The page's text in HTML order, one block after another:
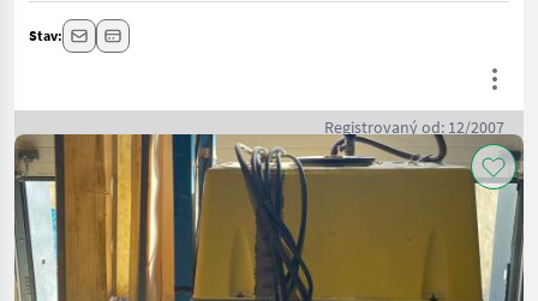
Stav:
Registrovaný od: 12/2007